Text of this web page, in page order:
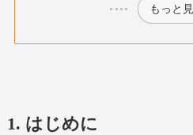
もっと
1. はじめに